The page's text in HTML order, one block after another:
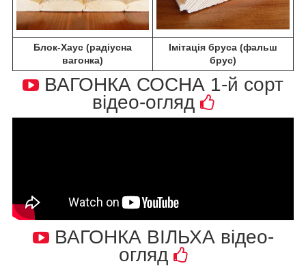
Блок-Хаус (радіусна
вагонка)
Імітація бруса (фальш
брус)
ВАГОНКА СОСНА 1-й сорт
відео-огляд
ВАГОНКА ВІЛЬХА відео-
огляд